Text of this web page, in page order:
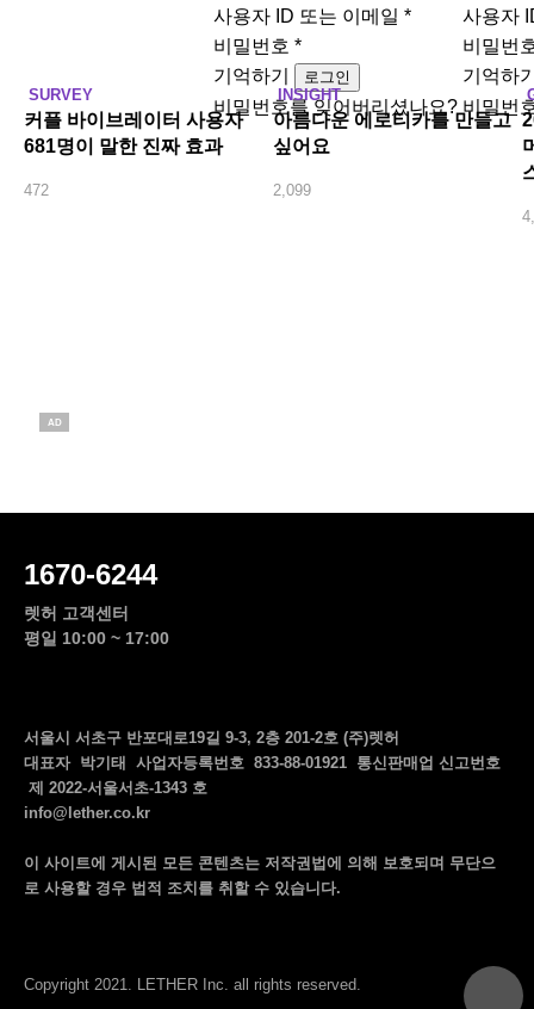
사용자 ID 또는 이메일 *
비밀번호 *
기억하기
로그인
비밀번호를 잊어버리셨나요?
SURVEY
커플 바이브레이터 사용자
681명이 말한 진짜 효과
472
사용자
비밀번
기억하
비밀번
INSIGHT
아름다운 에로티카를 만들고
싶어요
2,099
AD
top
1670-6244
렛허 고객센터
평일 10:00 ~ 17:00
서울시 서초구 반포대로19길 9-3, 2층 201-2호 (주)렛허
대표자 박기태 사업자등록번호 833-88-01921 통신판매업 신고번호
제 2022-서울서초-1343 호
info@lether.co.kr
이 사이트에 게시된 모든 콘텐츠는 저작권법에 의해 보호되며 무단으
로 사용할 경우 법적 조치를 취할 수 있습니다.
Copyright 2021. LETHER Inc. all rights reserved.